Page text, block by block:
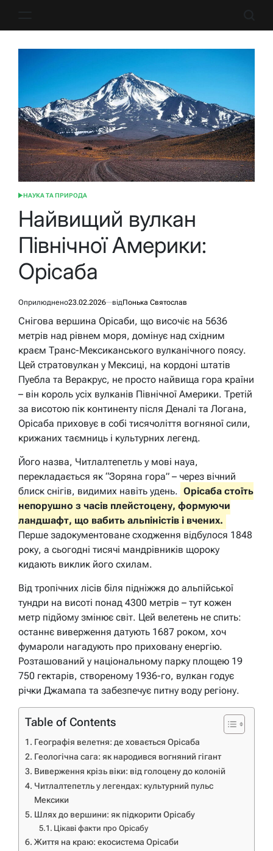
ОПУБЛІКУВАТИ
НАУКА ТА ПРИРОДА
Найвищий вулкан
Північної Америки:
Орісаба
Оприлюднено23.02.2026 відПонька Святослав
Снігова вершина Орісаби, що височіє на 5636
метрів над рівнем моря, домінує над східним
краєм Транс-Мексиканського вулканічного поясу.
Цей стратовулкан у Мексиці, на кордоні штатів
Пуебла та Веракрус, не просто найвища гора країни
– він король усіх вулканів Північної Америки. Третій
за висотою пік континенту після Деналі та Логана,
Орісаба приховує в собі тисячоліття вогняної сили,
крижаних таємниць і культурних легенд.
Його назва, Читлалтепетль у мові науа,
перекладається як “Зоряна гора” – через вічний
блиск снігів, видимих навіть удень. Орісаба стоїть
непорушно з часів плейстоцену, формуючи
ландшафт, що вабить альпіністів і вчених.
Перше задокументоване сходження відбулося 1848
року, а сьогодні тисячі мандрівників щороку
кидають виклик його схилам.
Від тропічних лісів біля підніжжя до альпійської
тундри на висоті понад 4300 метрів – тут кожен
метр підйому змінює світ. Цей велетень не спить:
останнє виверження датують 1687 роком, хоч
фумароли нагадують про приховану енергію.
Розташований у національному парку площею 19
750 гектарів, створеному 1936-го, вулкан годує
річки Джамапа та забезпечує питну воду регіону.
Table of Contents
Географія велетня: де ховається Орісаба
Геологічна сага: як народився вогняний гігант
Виверження крізь віки: від голоцену до колоній
Читлалтепетль у легендах: культурний пульс
Мексики
Шлях до вершини: як підкорити Орісабу
Цікаві факти про Орісабу
Життя на краю: екосистема Орісаби